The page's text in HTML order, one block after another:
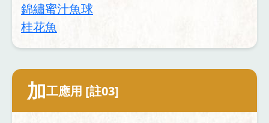
錦繡蜜汁魚球
桂花魚
加工應用 [註03]